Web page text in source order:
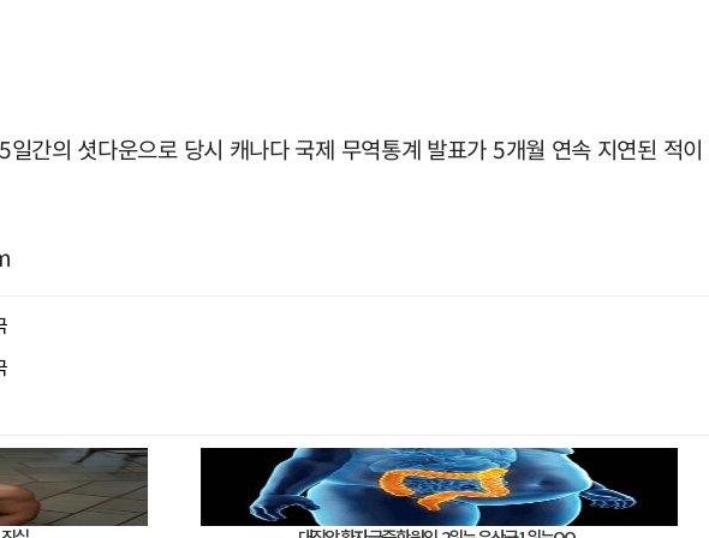
간의 셧다운으로 당시 캐나다 국제 무역통계 발표가 5개월 연속 지연된 적이